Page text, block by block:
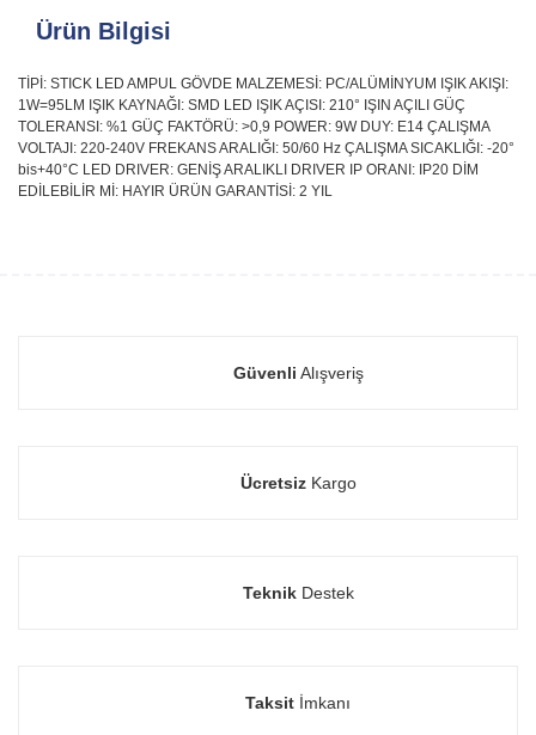
Ürün Bilgisi
TİPİ: STICK LED AMPUL GÖVDE MALZEMESİ: PC/ALÜMİNYUM IŞIK AKIŞI:
1W=95LM IŞIK KAYNAĞI: SMD LED IŞIK AÇISI: 210° IŞIN AÇILI GÜÇ
TOLERANSI: %1 GÜÇ FAKTÖRÜ: >0,9 POWER: 9W DUY: E14 ÇALIŞMA
VOLTAJI: 220-240V FREKANS ARALIĞI: 50/60 Hz ÇALIŞMA SICAKLIĞI: -20°
bis+40°C LED DRIVER: GENİŞ ARALIKLI DRIVER IP ORANI: IP20 DİM
EDİLEBİLİR Mİ: HAYIR ÜRÜN GARANTİSİ: 2 YIL
Güvenli Alışveriş
ÜcretsizKargo
TeknikDestek
Taksit İmkanı